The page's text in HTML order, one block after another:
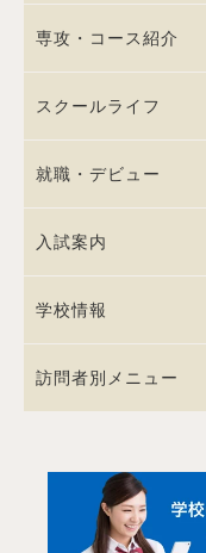
専攻・コース紹介
スクールライフ
就職・デビュー
入試案内
学校情報
訪問者別メニュー